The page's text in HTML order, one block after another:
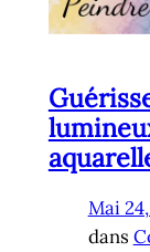
Mai
dans